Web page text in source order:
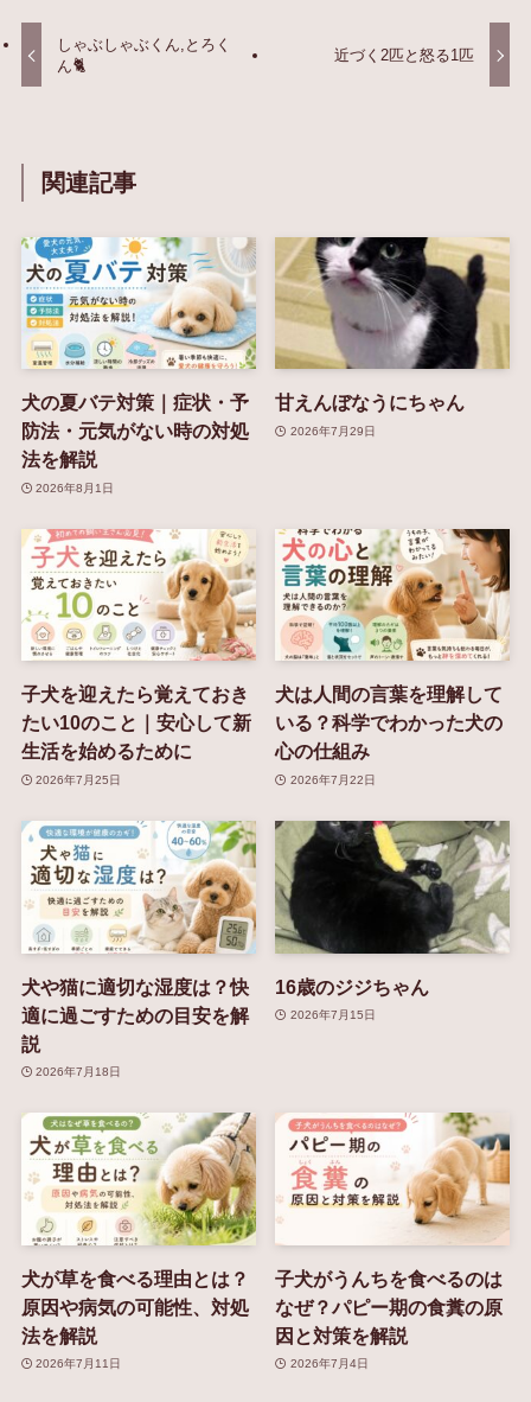
しゃぶしゃぶくん,とろく
ん🐈
近づく2匹と怒る1匹
関連記事
犬の夏バテ対策｜症状・予
防法・元気がない時の対処
法を解説
2026年8月1日
甘えんぼなうにちゃん
2026年7月29日
子犬を迎えたら覚えておき
たい10のこと｜安心して新
生活を始めるために
2026年7月25日
犬は人間の言葉を理解して
いる？科学でわかった犬の
心の仕組み
2026年7月22日
犬や猫に適切な湿度は？快
適に過ごすための目安を解
説
2026年7月18日
16歳のジジちゃん
2026年7月15日
犬が草を食べる理由とは？
原因や病気の可能性、対処
法を解説
2026年7月11日
子犬がうんちを食べるのは
なぜ？パピー期の食糞の原
因と対策を解説
2026年7月4日